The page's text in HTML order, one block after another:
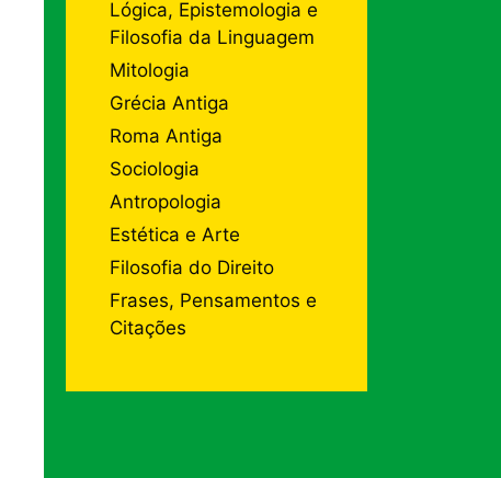
Lógica, Epistemologia e
Filosofia da Linguagem
Mitologia
Grécia Antiga
Roma Antiga
Sociologia
Antropologia
Estética e Arte
Filosofia do Direito
Frases, Pensamentos e
Citações